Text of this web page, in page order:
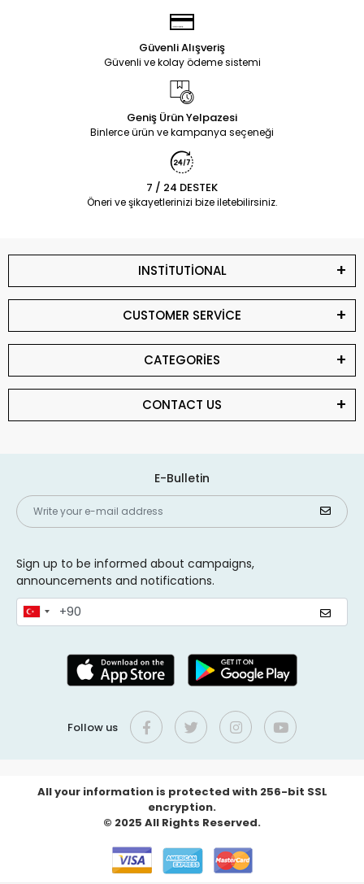
Güvenli Alışveriş
Güvenli ve kolay ödeme sistemi
Geniş Ürün Yelpazesi
Binlerce ürün ve kampanya seçeneği
7 / 24 DESTEK
Öneri ve şikayetlerinizi bize iletebilirsiniz.
INSTİTUTİONAL
CUSTOMER SERVİCE
CATEGORİES
CONTACT US
E-Bulletin
Sign up to be informed about campaigns,
announcements and notifications.
Follow us
All your information is protected with 256-bit SSL
encryption.
© 2025 All Rights Reserved.